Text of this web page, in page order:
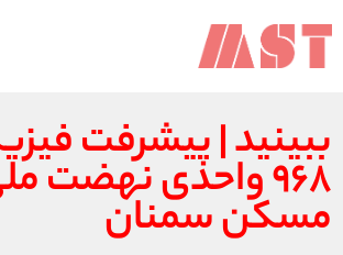
ببینید | پیشرفت
۹۶۸ واحدی نهضت
مسکن سمنان